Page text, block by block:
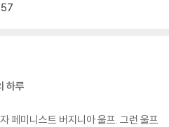
하루
페미니스트 버지니아 울프. 그런 울프